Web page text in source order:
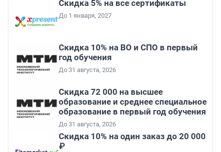
Скидка 5% на все сертификаты
До 1 января, 2027
Скидка 10% на ВО и СПО в первый
год обучения
До 31 августа, 2026
Скидка 72 000 на высшее
образование и среднее специальное
образование в первый год обучения
До 31 августа, 2026
Скидка 10% на один заказ до 20 000
₽